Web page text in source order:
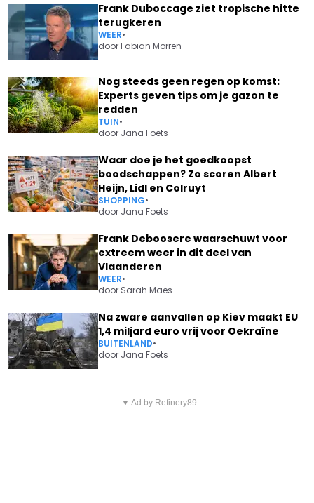
Frank Duboccage ziet tropische hitte
terugkeren
WEER•
doorFabian Morren
Nog steeds geen regen op komst:
Experts geven tips om je gazon te
redden
TUIN•
door Jana Foets
Waar doe je het goedkoopst
boodschappen? Zo scoren Albert
Heijn, Lidl en Colruyt
SHOPPING•
door Jana Foets
Frank Deboosere waarschuwt voor
extreem weer in dit deel van
Vlaanderen
WEER•
door Sarah Maes
Na zware aanvallen op Kiev maakt EU
1,4 miljard euro vrij voor Oekraïne
BUITENLAND•
door Jana Foets
CARREFOUR ROEPT POPULAIR
▼ Ad by Refinery89